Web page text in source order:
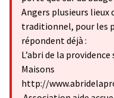
Angers plusieurs lieux
traditionnel, pour les
répondent déjà :
L’abri de la
Maisons
http://